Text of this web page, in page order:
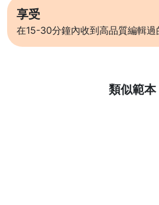
享受
在15-30分鐘內收到高品質編輯過
類似範本
了解更多